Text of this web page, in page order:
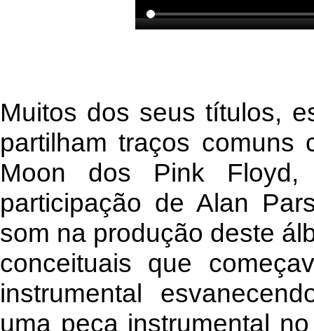
Muitos dos seus títulos,
partilham traços
Moon dos Pink Floyd,
participação de Alan
som na produção deste
conceituais que
instrumental
uma peça instrumental